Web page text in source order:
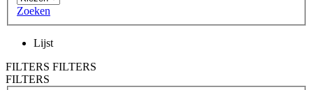
Zoeken
Lijst
FILTERS FILTERS
FILTERS